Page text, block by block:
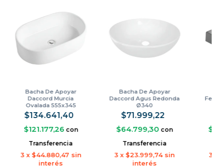
Bacha De Apoyar
Daccord Murcia
Ovalada 555x345
$134.641,40
$121.177,26 con
Transferencia
3 x $44.880,47 sin
interés
Bacha De Apoyar
Daccord Agus Redonda
Ø340
$71.999,22
$64.799,30 con
Transferencia
3 x$23.999,74 sin
interés
3